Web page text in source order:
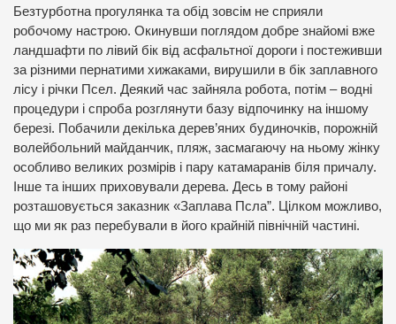
Безтурботна прогулянка та обід зовсім не сприяли
робочому настрою. Окинувши поглядом добре знайомі вже
ландшафти по лівий бік від асфальтної дороги і постеживши
за різними пернатими хижаками, вирушили в бік заплавного
лісу і річки Псел. Деякий час зайняла робота, потім – водні
процедури і спроба розглянути базу відпочинку на іншому
березі. Побачили декілька дерев’яних будиночків, порожній
волейбольний майданчик, пляж, засмагаючу на ньому жінку
особливо великих розмірів і пару катамаранів біля причалу.
Інше та інших приховували дерева. Десь в тому районі
розташовується заказник «Заплава Псла”. Цілком можливо,
що ми як раз перебували в його крайній північній частині.